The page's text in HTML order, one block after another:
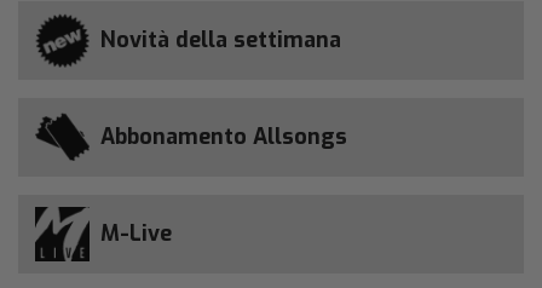
Novità della settimana
Abbonamento Allsongs
M-Live